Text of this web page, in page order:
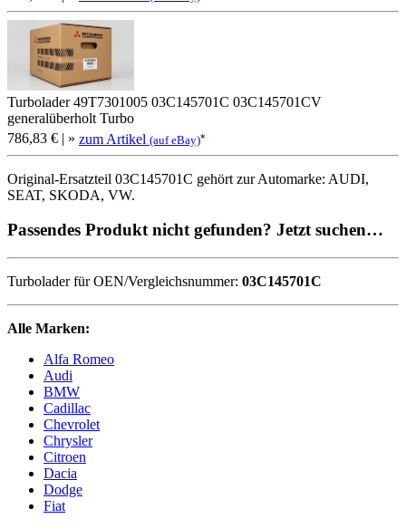
Turbolader 49T7301005 03C145701C 03C145701CV
generalüberholt Turbo
786,83 € | » zum Artikel (auf eBay)*
Original-Ersatzteil 03C145701C gehört zur Automarke: AUDI,
SEAT, SKODA, VW.
Passendes Produkt nicht gefunden? Jetzt suchen…
Turbolader für OEN/Vergleichsnummer: 03C145701C
Alle Marken:
Alfa Romeo
Audi
BMW
Cadillac
Chevrolet
Chrysler
Citroen
Dacia
Dodge
Fiat